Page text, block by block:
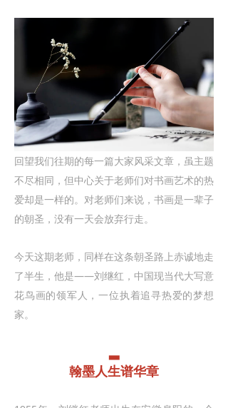
回望我们往期的每一篇大家风采文章，虽主题
不尽相同，但中心关于老师们对书画艺术的热
爱却是一样的。对老师们来说，书画是一辈子
的朝圣，没有一天会放弃行走。
今天这期老师，同样在这条朝圣路上赤诚地走
了半生，他是——刘继红，中国现当代大写意
花鸟画的领军人，一位执着追寻热爱的梦想
家。
▂
翰墨人生谱华章